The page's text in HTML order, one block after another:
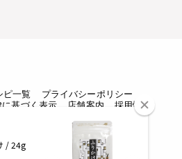
ピ一覧
プライバシーポリシー
基づく表示
店舗案内 採用情報
SHOUTEN All rights reserved.